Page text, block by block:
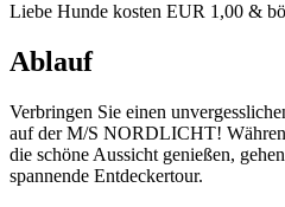
Liebe Hunde kosten EUR 1,00 &
Ablauf
Verbringen Sie einen
auf der M/S NORDLICHT!
die schöne Aussicht genießen,
spannende Entdeckertour.